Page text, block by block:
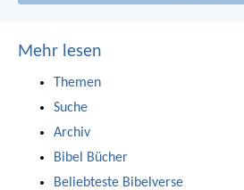
Mehr lesen
Themen
Suche
Archiv
Bibel Bücher
Beliebteste Bibelverse